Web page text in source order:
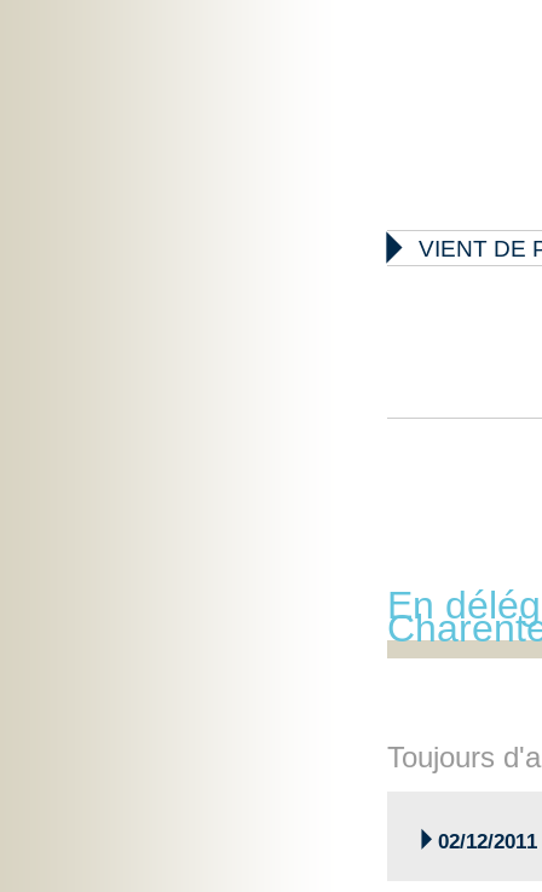
 VIENT DE
En
Toujours
 02/12/2011